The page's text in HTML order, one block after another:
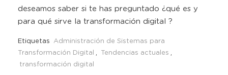
deseamos saber si te has preguntado ¿qué es y
para qué sirve la transformación digital ?
Etiquetas
Administración de Sistemas para
Transformación Digital
, Tendencias actuales ,
transformación digital